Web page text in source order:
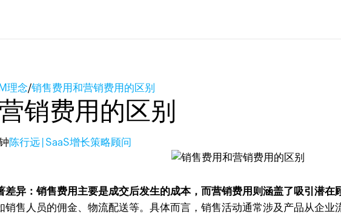
理念/销售费用和营销费用的区别
销费用的区别
陈行远 | SaaS增长策略顾问
差异：销售费用主要是成交后发生的成本，而营销费用则涵盖了吸引潜在
销售人员的佣金、物流配送等。具体而言，销售活动通常涉及产品从企